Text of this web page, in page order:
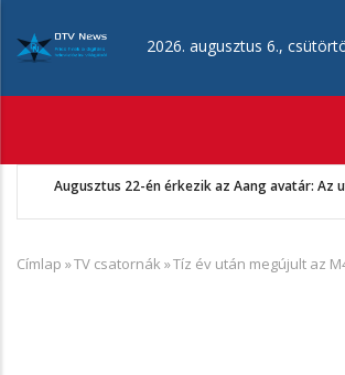
tartalomra
2026. augusztus 6.,
Augusztus 22-én érkezik az Aang avatár: Az
Morzsa
Címlap »TV csatornák »Tíz év után megújult az